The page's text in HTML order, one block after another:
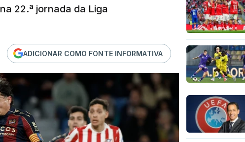
22.ª jornada da Liga
ADICIONAR COMO FONTE INFORMATIVA